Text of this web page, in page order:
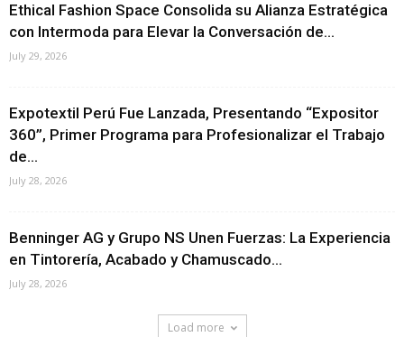
Ethical Fashion Space Consolida su Alianza Estratégica
con Intermoda para Elevar la Conversación de...
July 29, 2026
Expotextil Perú Fue Lanzada, Presentando “Expositor
360”, Primer Programa para Profesionalizar el Trabajo
de...
July 28, 2026
Benninger AG y Grupo NS Unen Fuerzas: La Experiencia
en Tintorería, Acabado y Chamuscado...
July 28, 2026
Load more